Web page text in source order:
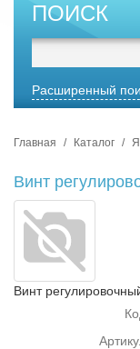
ПОИСК
Расширенный
Главная Каталог
Винт
Винт